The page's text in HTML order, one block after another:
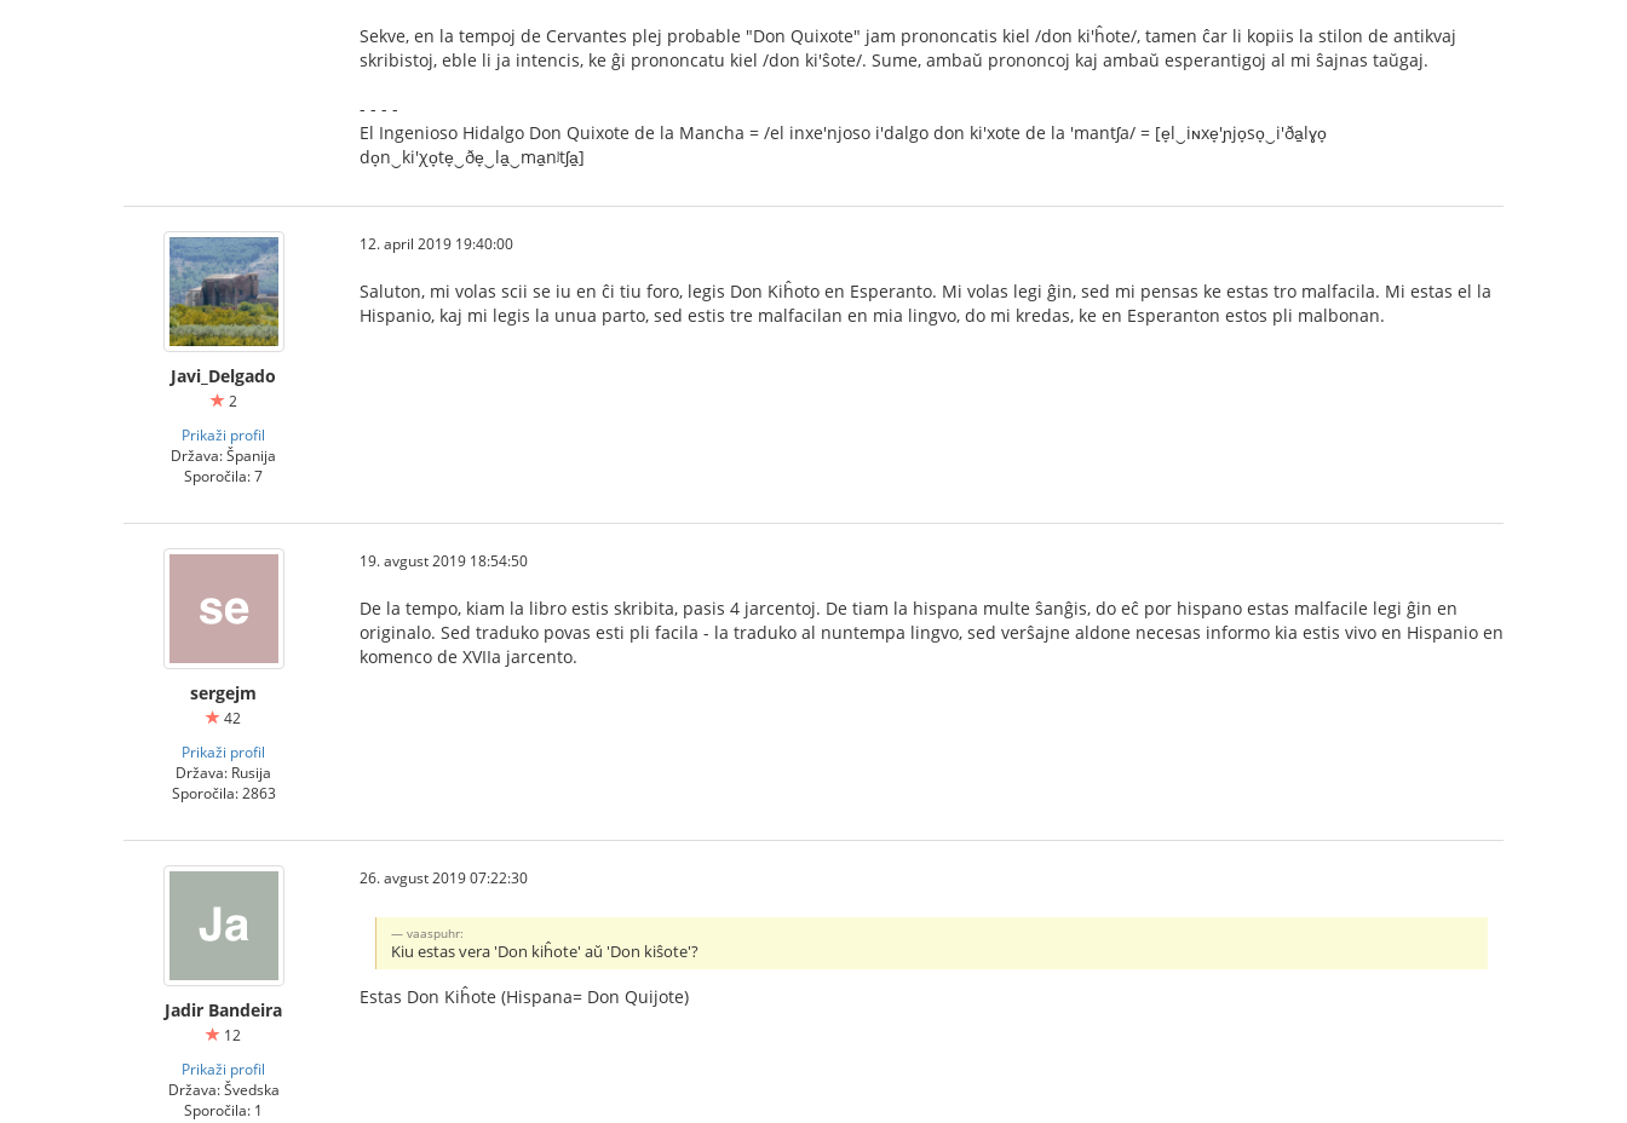
Sekve, en la tempoj de Cervantes plej probable "Don Quixote" jam prononcatis kiel /don ki'ĥote/, tamen ĉar li kopiis la stilon de antikvaj
skribistoj, eble li ja intencis, ke ĝi prononcatu kiel /don ki'ŝote/. Sume, ambaŭ prononcoj kaj ambaŭ esperantigoj al mi ŝajnas taŭgaj.
- - - -
El Ingenioso Hidalgo Don Quixote de la Mancha = /el inxe'njoso i'dalgo don ki'xote de la 'mantʃa/ = [e̞l‿iɴxe̞'ɲjo̞so̞‿i'ða̠lɣo̞
do̞n‿ki'χo̞te̞‿ðe̞‿la̠‿ma̠nʲtʃa̠]
Javi_Delgado
2
Prikaži profil
Država: Španija
Sporočila: 7
12. april 2019 19:40:00
Saluton, mi volas scii se iu en ĉi tiu foro, legis Don Kiĥoto en Esperanto. Mi volas legi ĝin, sed mi pensas ke estas tro malfacila. Mi estas el la
Hispanio, kaj mi legis la unua parto, sed estis tre malfacilan en mia lingvo, do mi kredas, ke en Esperanton estos pli malbonan.
sergejm
42
Prikaži profil
Država: Rusija
Sporočila: 2863
19. avgust 2019 18:54:50
De la tempo, kiam la libro estis skribita, pasis 4 jarcentoj. De tiam la hispana multe ŝanĝis, do eĉ por hispano estas malfacile legi ĝin en
originalo. Sed traduko povas esti pli facila - la traduko al nuntempa lingvo, sed verŝajne aldone necesas informo kia estis vivo en Hispanio en
komenco de XVIIa jarcento.
Jadir Bandeira
12
Prikaži profil
Država: Švedska
Sporočila: 1
26. avgust 2019 07:22:30
vaaspuhr:
Kiu estas vera 'Don kiĥote' aŭ 'Don kiŝote'?
Estas Don Kiĥote (Hispana= Don Quijote)